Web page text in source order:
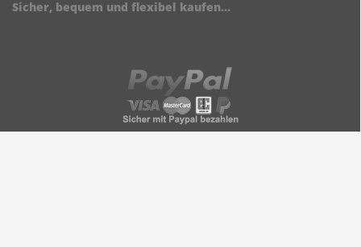
Sicher, bequem und flexibel kaufen...